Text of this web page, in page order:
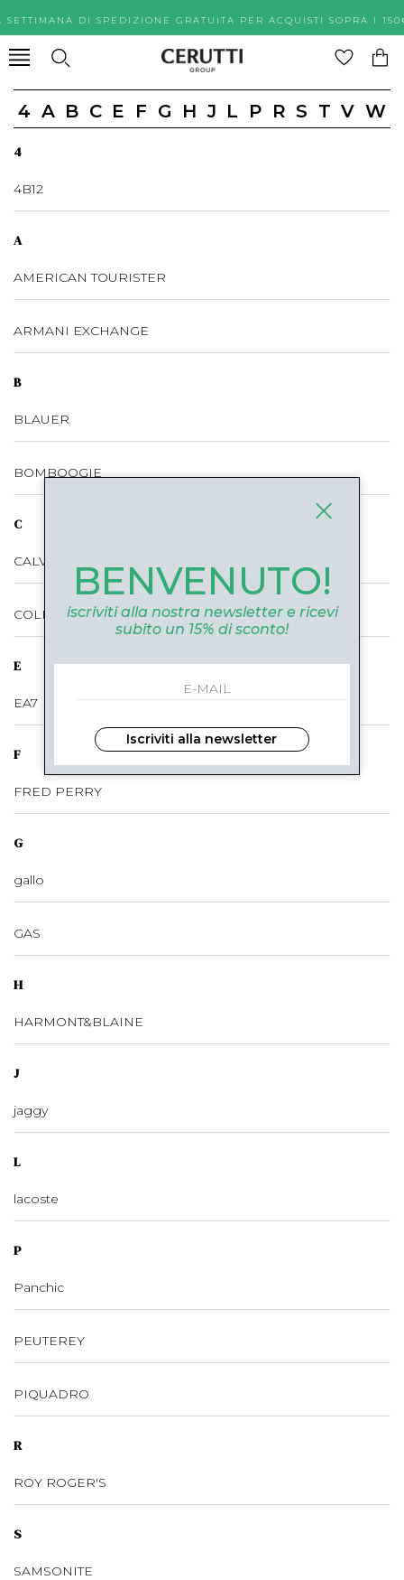
SETTIMANA DI SPEDIZIONE GRATUITA PER ACQUISTI
4 A B C E F G H J L P R S T V W
4
4B12
A
AMERICAN TOURISTER
ARMANI EXCHANGE
B
BLAUER
BOMBOOGIE
C
CALVIN KLEIN
COLMAR
E
EA7
F
FRED PERRY
G
gallo
GAS
H
HARMONT&BLAINE
J
jaggy
L
lacoste
P
Panchic
PEUTEREY
PIQUADRO
R
ROY ROGER'S
S
SAMSONITE
BENVENUTO!
iscriviti alla nostra newsletter e ricevi
subito un 15% di sconto!
Iscriviti alla newsletter